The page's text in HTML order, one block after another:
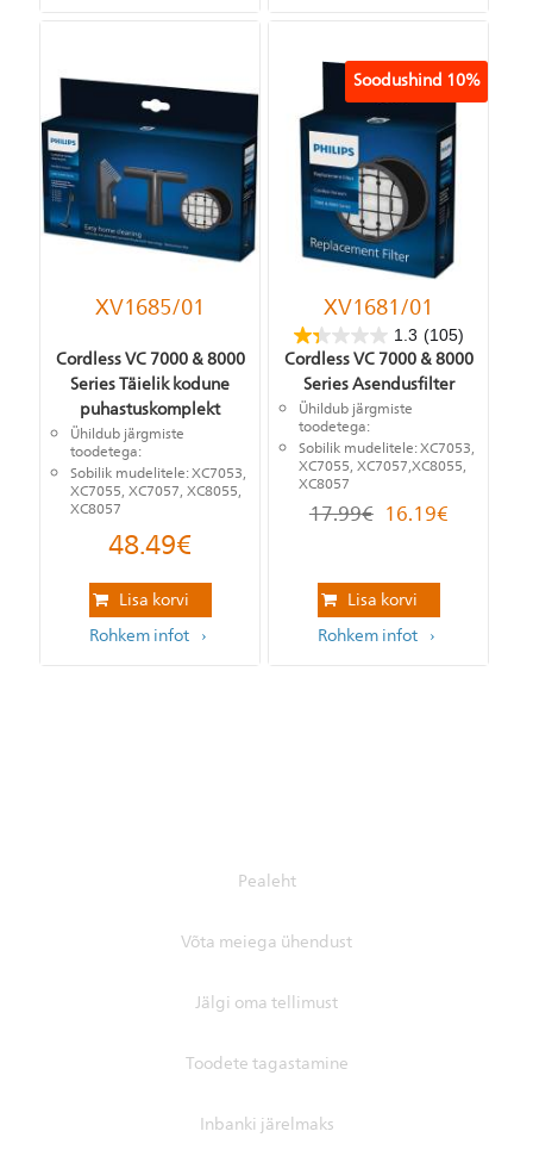
XV1685/01
Cordless VC 7000 & 8000
Series Täielik kodune
puhastuskomplekt
Ühildub järgmiste
toodetega:
Sobilik mudelitele:XC7053,
XC7055, XC7057, XC8055,
XC8057
48.49€
Lisa korvi
Rohkem infot
Soodushind 10%
XV1681/01
1.3 (105)
Cordless VC 7000 & 8000
Series Asendusfilter
Ühildub järgmiste
toodetega:
Sobilik mudelitele:XC7053,
XC7055, XC7057,XC8055,
XC8057
17.99€ 16.19€
Lisa korvi
Rohkem infot
Pealeht
Võta meiega ühendust
Jälgi oma tellimust
Toodete tagastamine
Inbanki järelmaks